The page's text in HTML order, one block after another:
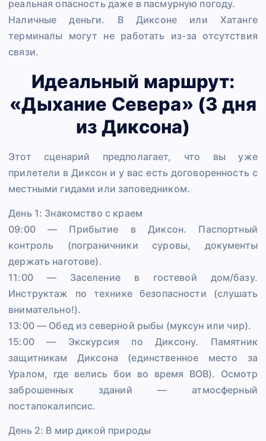
реальная опасность даже в пасмурную погоду.
Наличные деньги. В Диксоне или Хатанге
терминалы могут не работать из-за отсутствия
связи.
Идеальный маршрут:
«Дыхание Севера» (3 дня
из Диксона)
Этот сценарий предполагает, что вы уже
прилетели в Диксон и у вас есть договоренность с
местными гидами или заповедником.
День 1: Знакомство с краем
09:00 — Прибытие в Диксон. Паспортный
контроль (пограничники суровы, документы
держать наготове).
11:00 — Заселение в гостевой дом/базу.
Инструктаж по технике безопасности (слушать
внимательно!).
13:00 — Обед из северной рыбы (муксун или чир).
15:00 — Экскурсия по Диксону. Памятник
защитникам Диксона (единственное место за
Уралом, где велись бои во время ВОВ). Осмотр
заброшенных зданий — атмосферный
постапокалипсис.
День 2: В мир дикой природы